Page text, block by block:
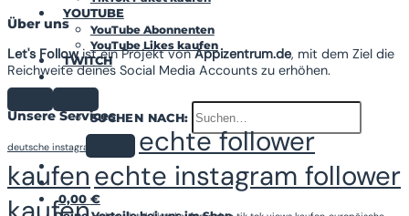
YOUTUBE
YouTube Abonnenten
YouTube Likes kaufen
TWITCH
SUCHEN NACH:
0,00 €
Über uns
Let's Followist ein Projekt vonAppizentrum.de, mit dem Ziel die
Reichweite deines Social Media Accounts zu erhöhen.
Unsere Services
deutsche instagram follower
echte follower
kaufenechte instagram follower